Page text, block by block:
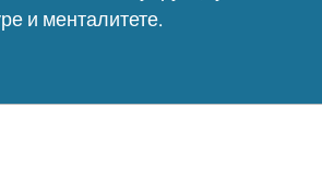
и менталитете.